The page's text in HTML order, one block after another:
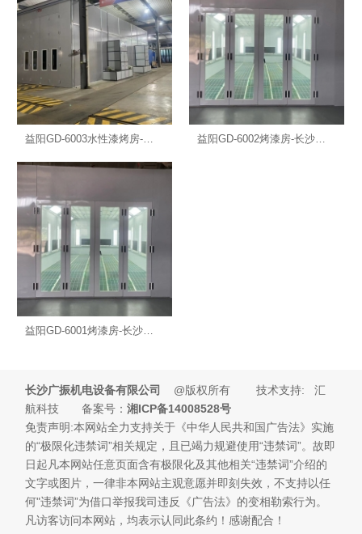
益阳GD-6001烤漆房-长沙汽车烤漆房
长沙广振机电设备有限公司
@版权所有 技术支持: 汇
航科技 备案号：湘ICP备14008528号
免责声明:本网站全力支持关于《中华人民共和国广告法》实施
的“极限化违禁词”相关规定，且已竭力规避使用“违禁词”。故即
日起凡本网站任意页面含有极限化及其他相关“违禁词”介绍的
文字或图片，一律非本网站主观意愿并即刻失效，不支持以任
何"违禁词”为借口举报我司违反《广告法》的变相勒索行为。
凡访客访问本网站，均表示认同此条约！感谢配合！